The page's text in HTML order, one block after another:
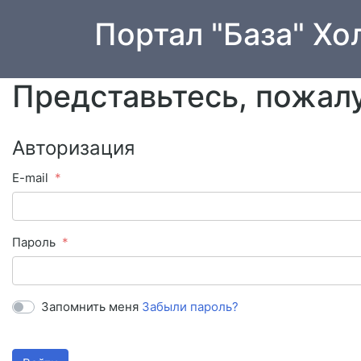
Портал "База"
Представьтесь,
Авторизация
E-mail
Пароль
Запомнить меня Забыли пароль?